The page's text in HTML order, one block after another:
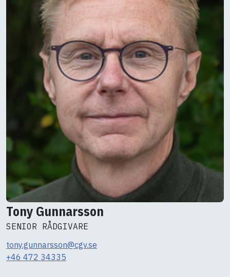
Tony Gunnarsson
SENIOR RÅDGIVARE
tony.gunnarsson@cgv.se
+46 472 34335